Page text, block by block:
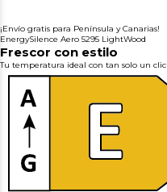
¡Envío gratis para Península y Canarias!
EnergySilence Aero 5295 LightWood
Frescor con estilo
Tu temperatura ideal con tan solo un clic